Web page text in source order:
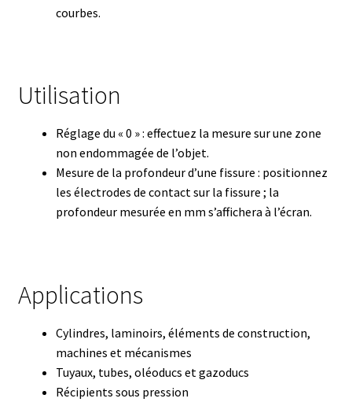
Demande de devis
Dessiccateur
Détermination du point de fusion
Développement d’applications SCADA
Développement d’applications Windows, Android et iOS
Digesteur
DTS, expériences de traçage
Eau pure et ultrapure
courbes.
Utilisation
Réglage du « 0 » : effectuez la mesure sur une zone
non endommagée de l’objet.
Mesure de la profondeur d’une fissure : positionnez
les électrodes de contact sur la fissure ; la
profondeur mesurée en mm s’affichera à l’écran.
Applications
Cylindres, laminoirs, éléments de construction,
machines et mécanismes
Tuyaux, tubes, oléoducs et gazoducs
Récipients sous pression